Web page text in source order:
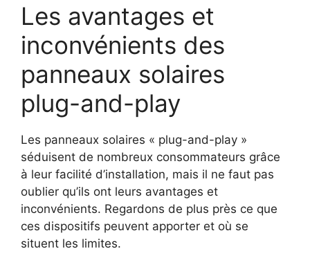
Les avantages et
inconvénients des
panneaux solaires
plug-and-play
Les panneaux solaires « plug-and-play »
séduisent de nombreux consommateurs grâce
à leur facilité d’installation, mais il ne faut pas
oublier qu’ils ont leurs avantages et
inconvénients. Regardons de plus près ce que
ces dispositifs peuvent apporter et où se
situent les limites.